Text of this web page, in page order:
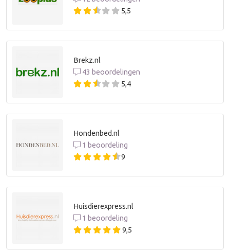
5,5
Brekz.nl
43 beoordelingen
5,4
Hondenbed.nl
1 beoordeling
9
Huisdierexpress.nl
1 beoordeling
9,5